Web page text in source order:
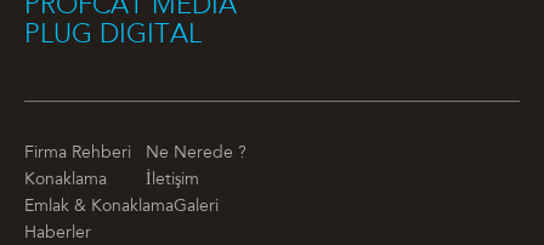
PROFCAT MEDIA
PLUG DIGITAL
Firma Rehberi
Ne Nerede ?
Konaklama
İletişim
Emlak & KonaklamaGaleri
Haberler